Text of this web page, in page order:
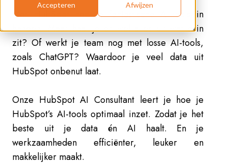
Accepteren Afwijzen
Met HubSpot heb je fantastische AI-tools in
handen. Maar haal je er wel alles uit wat erin
zit? Of werkt je team nog met losse AI-tools,
zoals ChatGPT? Waardoor je veel data uit
HubSpot onbenut laat.
Onze HubSpot AI Consultant leert je hoe je
HubSpot’s AI-tools optimaal inzet. Zodat je het
beste uit je data én AI haalt. En je
werkzaamheden efficiënter, leuker en
makkelijker maakt.